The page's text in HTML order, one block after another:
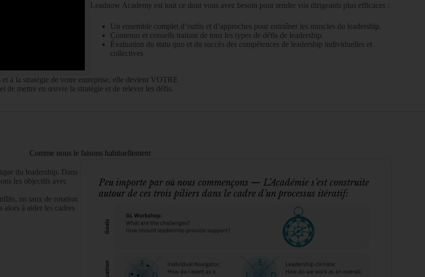
Leadnow Academy est tout ce dont vous avez besoin pour rendre vos dirigeants plus efficaces :
Un ensemble complet d’outils et d’approches pour entraîner les muscles du leadership.
Contenus et conseils traitant de tous les types de défis de leadership.
Évaluation du statu quo et du succès des compétences de leadership individuelles et
collectives
à la stratégie de votre entreprise, elle devient VOTRE
de mettre en œuvre la stratégie et de relever les défis.
Comme nous le faisons habituellement
du leadership. Dans
les objectifs avec
un taux de rotation
à aider les cadres
Peu importe par où nous commençons — L’Académie s’est construite
autour de ces trois piliers dans le cadre d’un processus itératif: